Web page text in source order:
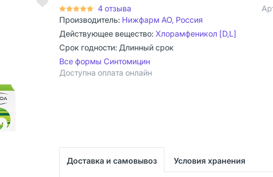
4 отзыва
Производитель: Нижфарм АО, Россия
Действующее вещество: Хлорамфеникол [D,L]
Срок годности: Длинный срок
Все формы Синтомицин
Доступна оплата онлайн
Доставка и самовывоз Условия хранения